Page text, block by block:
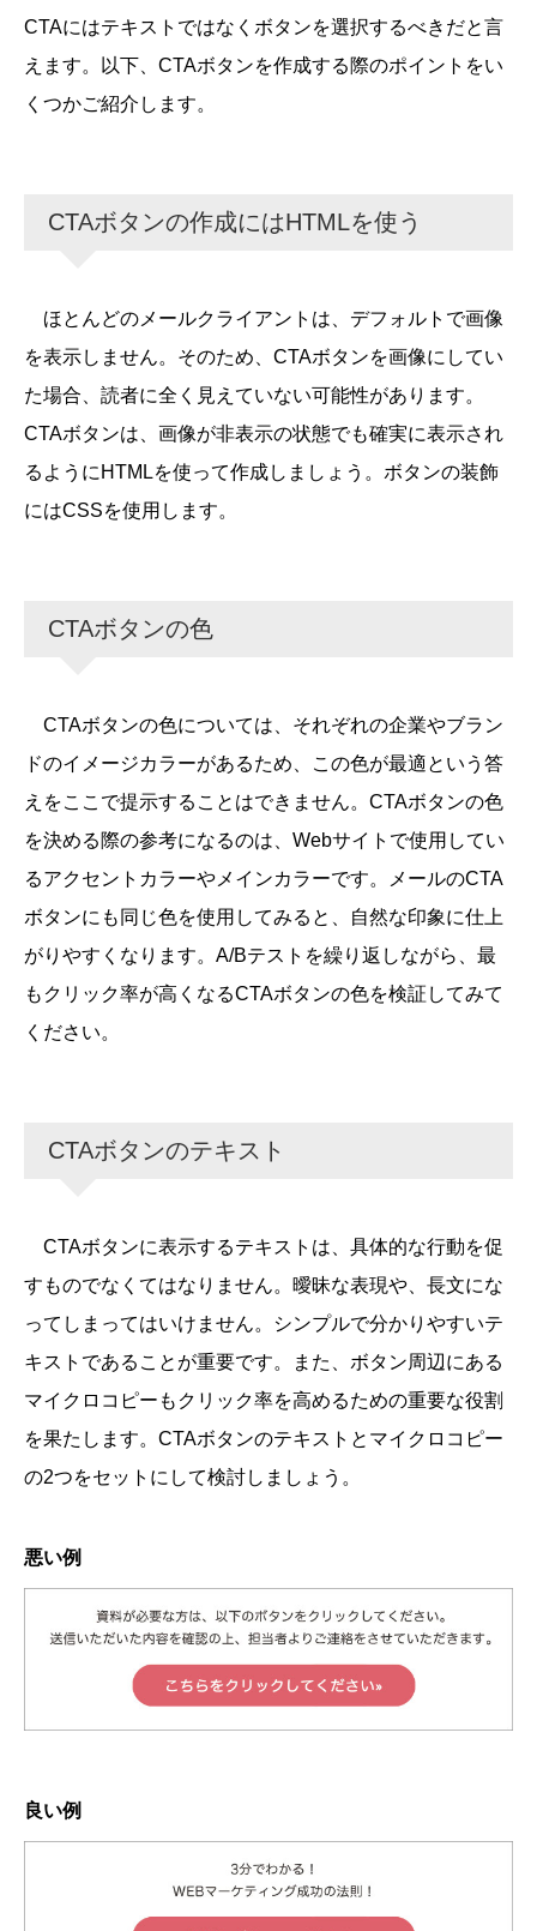
CTAにはテキストではなくボタンを選択するべきだと言
えます。以下、CTAボタンを作成する際のポイントをい
くつかご紹介します。
CTAボタンの作成にはHTMLを使う
ほとんどのメールクライアントは、デフォルトで画像
を表示しません。そのため、CTAボタンを画像にしてい
た場合、読者に全く見えていない可能性があります。
CTAボタンは、画像が非表示の状態でも確実に表示され
るようにHTMLを使って作成しましょう。ボタンの装飾
にはCSSを使用します。
CTAボタンの色
CTAボタンの色については、それぞれの企業やブラン
ドのイメージカラーがあるため、この色が最適という答
えをここで提示することはできません。CTAボタンの色
を決める際の参考になるのは、Webサイトで使用してい
るアクセントカラーやメインカラーです。メールのCTA
ボタンにも同じ色を使用してみると、自然な印象に仕上
がりやすくなります。A/Bテストを繰り返しながら、最
もクリック率が高くなるCTAボタンの色を検証してみて
ください。
CTAボタンのテキスト
CTAボタンに表示するテキストは、具体的な行動を促
すものでなくてはなりません。曖昧な表現や、長文にな
ってしまってはいけません。シンプルで分かりやすいテ
キストであることが重要です。また、ボタン周辺にある
マイクロコピーもクリック率を高めるための重要な役割
を果たします。CTAボタンのテキストとマイクロコピー
の2つをセットにして検討しましょう。
悪い例
良い例